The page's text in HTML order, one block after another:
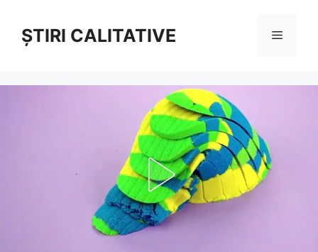
conținutȘTIRI CALITATIVE Meniu